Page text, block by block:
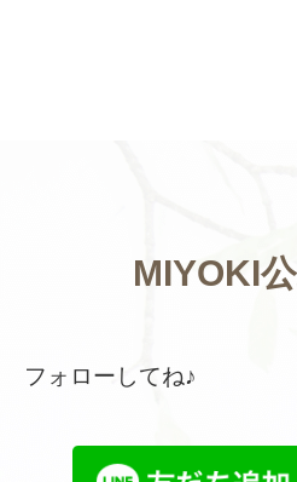
MIYOKI
フォローしてね♪